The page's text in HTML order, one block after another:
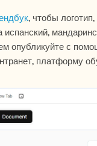
, чтобы
испанский,
платформу